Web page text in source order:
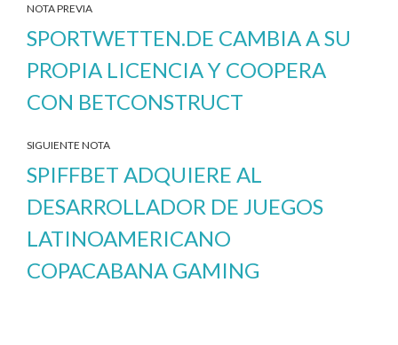
NOTA PREVIA
SPORTWETTEN.DE CAMBIA A SU
PROPIA LICENCIA Y COOPERA
CON BETCONSTRUCT
SIGUIENTE NOTA
SPIFFBET ADQUIERE AL
DESARROLLADOR DE JUEGOS
LATINOAMERICANO
COPACABANA GAMING